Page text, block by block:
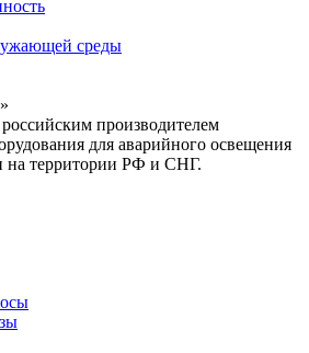
среды
производителем
для аварийного освещения
на территории РФ и СНГ.